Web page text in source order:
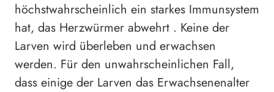
höchstwahrscheinlich ein starkes Immunsystem
hat, das Herzwürmer abwehrt . Keine der
Larven wird überleben und erwachsen
werden. Für den unwahrscheinlichen Fall,
dass einige der Larven das Erwachsenenalter